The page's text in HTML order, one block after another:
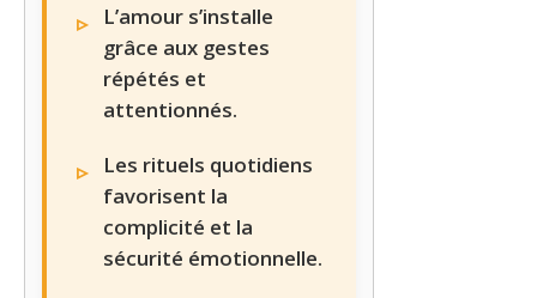
L’amour s’installe
grâce aux gestes
répétés et
attentionnés.
Les rituels quotidiens
favorisent la
complicité et la
sécurité émotionnelle.